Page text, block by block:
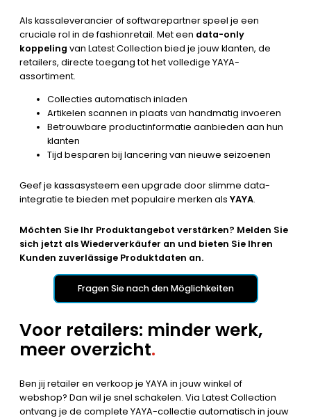
Als kassaleverancier of softwarepartner speel je een
cruciale rol in de fashionretail. Met een data-only
koppeling van Latest Collection bied je jouw klanten, de
retailers, directe toegang tot het volledige YAYA-
assortiment.
Collecties automatisch inladen
Artikelen scannen in plaats van handmatig invoeren
Betrouwbare productinformatie aanbieden aan hun
klanten
Tijd besparen bij lancering van nieuwe seizoenen
Geef je kassasysteem een upgrade door slimme data-
integratie te bieden met populaire merken als YAYA.
Möchten Sie Ihr Produktangebot verstärken? Melden Sie
sich jetzt als Wiederverkäufer an und bieten Sie Ihren
Kunden zuverlässige Produktdaten an.
Fragen Sie nach den Möglichkeiten
Voor retailers: minder werk,
meer overzicht.
Ben jij retailer en verkoop je YAYA in jouw winkel of
webshop? Dan wil je snel schakelen. Via Latest Collection
ontvang je de complete YAYA-collectie automatisch in jouw